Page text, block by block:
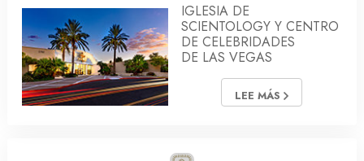
IGLESIA DE
SCIENTOLOGY Y CENTRO
DE CELEBRIDADES
DE LAS VEGAS
LEE MÁS